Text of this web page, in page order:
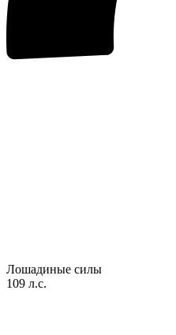
Лошадиные силы
109 л.с.